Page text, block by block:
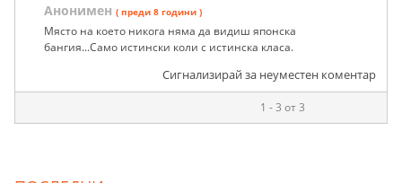
Анонимен ( преди 8 години )
Място на което никога няма да видиш японска
бангия...Само истински коли с истинска класа.
Сигнализирай за неуместен коментар
1 - 3 от 3